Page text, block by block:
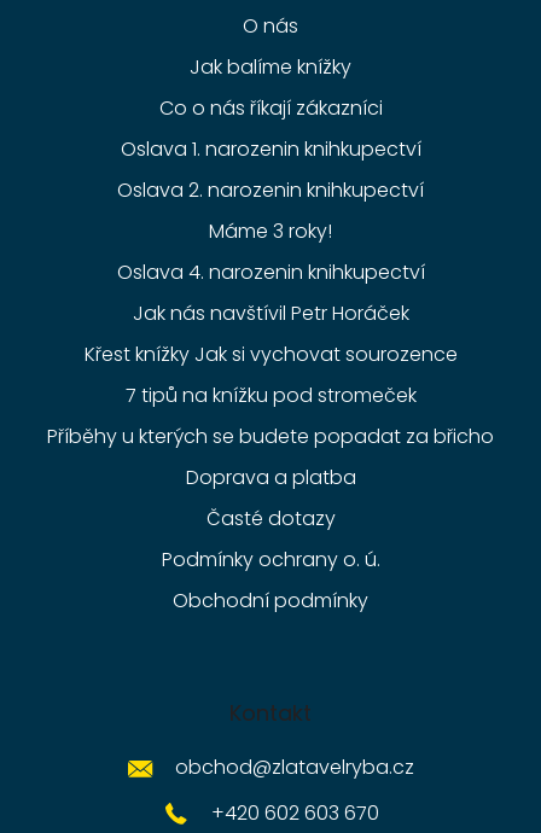
O nás
Jak balíme knížky
Co o nás říkají zákazníci
Oslava 1. narozenin knihkupectví
Oslava 2. narozenin knihkupectví
Máme 3 roky!
Oslava 4. narozenin knihkupectví
Jak nás navštívil Petr Horáček
Křest knížky Jak si vychovat sourozence
7 tipů na knížku pod stromeček
Příběhy u kterých se budete popadat za břicho
Doprava a platba
Časté dotazy
Podmínky ochrany o. ú.
Obchodní podmínky
Kontakt
obchod@zlatavelryba.cz
+420 602 603 670